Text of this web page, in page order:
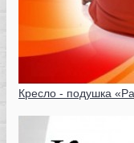
Кресло - подушка